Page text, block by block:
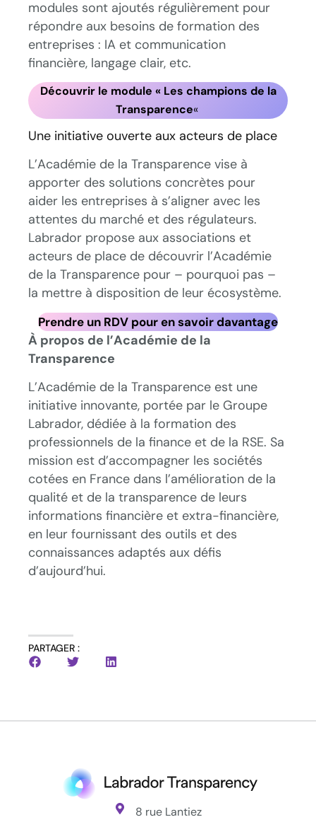
modules sont ajoutés régulièrement pour
répondre aux besoins de formation des
entreprises : IA et communication
financière, langage clair, etc.
Découvrir le module « Les champions de la
Transparence«
Une initiative ouverte aux acteurs de place
L’Académie de la Transparence vise à
apporter des solutions concrètes pour
aider les entreprises à s’aligner avec les
attentes du marché et des régulateurs.
Labrador propose aux associations et
acteurs de place de découvrir l’Académie
de la Transparence pour – pourquoi pas –
la mettre à disposition de leur écosystème.
Prendre un RDV pour en savoir davantage
À propos de l’Académie de la
Transparence
L’Académie de la Transparence est une
initiative innovante, portée par le Groupe
Labrador, dédiée à la formation des
professionnels de la finance et de la RSE. Sa
mission est d’accompagner les sociétés
cotées en France dans l’amélioration de la
qualité et de la transparence de leurs
informations financière et extra-financière,
en leur fournissant des outils et des
connaissances adaptés aux défis
d’aujourd’hui.
PARTAGER :
8 rue Lantiez